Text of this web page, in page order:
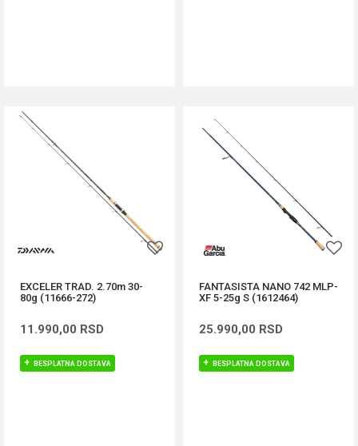
EXCELER TRAD. 2.70m 30-
80g (11666-272)
11.990,00 RSD
BESPLATNA DOSTAVA
FANTASISTA NANO 742 MLP-
XF 5-25g S (1612464)
25.990,00 RSD
BESPLATNA DOSTAVA